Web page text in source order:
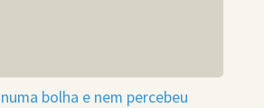
bolha e nem percebeu